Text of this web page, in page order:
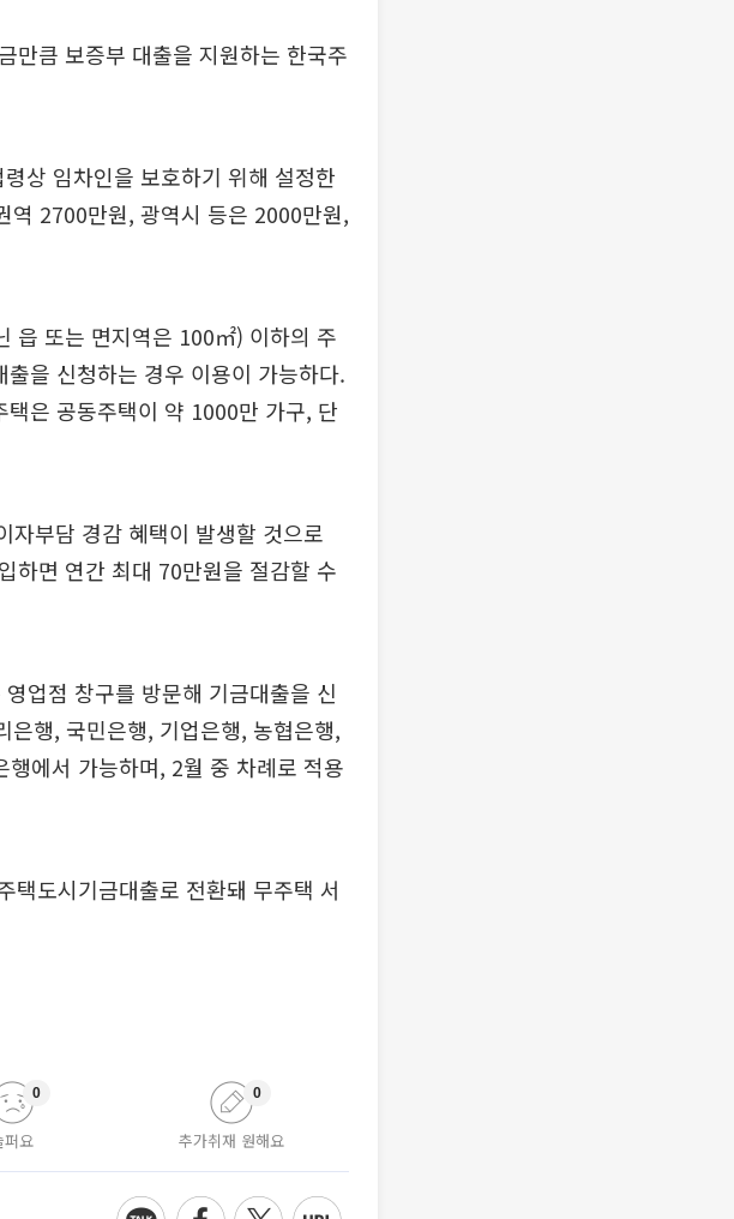
만큼 보증부 대출을 지원하는 한국주
상 임차인을 보호하기 위해 설정한
역 2700만원, 광역시 등은 2000만원,
읍 또는 면지역은 100㎡) 이하의 주
을 신청하는 경우 이용이 가능하다.
은 공동주택이 약 1000만 가구, 단
자부담 경감 혜택이 발생할 것으로
하면 연간 최대 70만원을 절감할 수
업점 창구를 방문해 기금대출을 신
은행, 국민은행, 기업은행, 농협은행,
에서 가능하며, 2월 중 차례로 적용
택도시기금대출로 전환돼 무주택 서
퍼요
0
추가취재 원해요
0